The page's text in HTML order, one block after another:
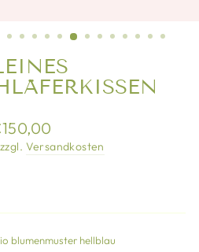
Versandkosten
blumenmuster hellblau